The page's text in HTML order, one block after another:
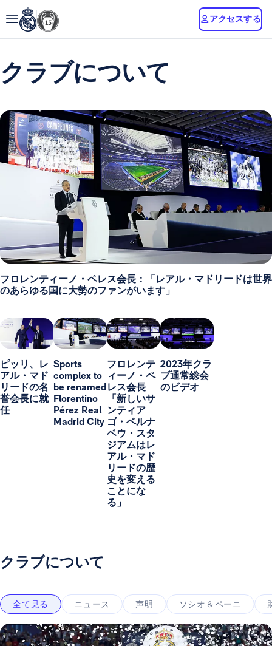
アクセスする
クラブについて
フロレンティーノ・ペレス会長：「レアル・マドリードは世界
のあらゆる国に大勢のファンがいます」
ピッリ、レ
アル・マド
リードの名
誉会長に就
任
Sports
complex to
be renamed
Florentino
Pérez Real
Madrid City
フロレンテ
ィーノ・ペ
レス会長
「新しいサ
ンティア
ゴ・ベルナ
ベウ・スタ
ジアムはレ
アル・マド
リードの歴
史を変える
ことにな
る」
2023年クラ
ブ通常総会
のビデオ
クラブについて
全て見る ニュース 声明 ソシオ＆ペーニ